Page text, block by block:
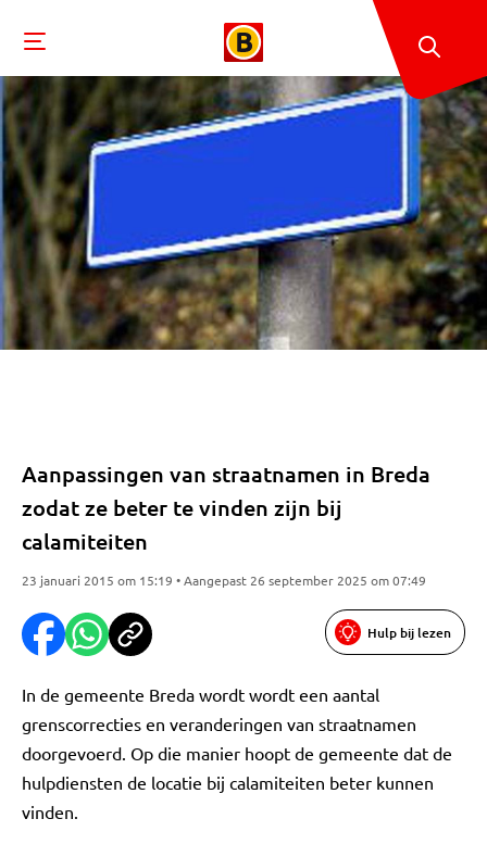
Aanpassingen van straatnamen in Breda
zodat ze beter te vinden zijn bij
calamiteiten
23 januari 2015 om 15:19 • Aangepast 26 september 2025 om 07:49
Hulp bij lezen
In de gemeente Breda wordt wordt een aantal
grenscorrecties en veranderingen van straatnamen
doorgevoerd. Op die manier hoopt de gemeente dat de
hulpdiensten de locatie bij calamiteiten beter kunnen
vinden.